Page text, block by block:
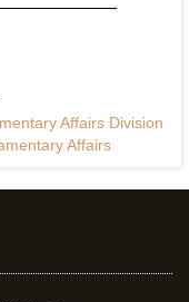
Affairs Division
Affairs